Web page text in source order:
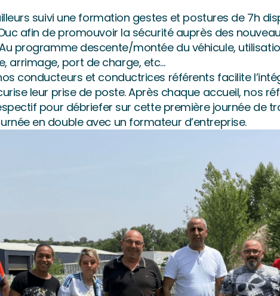
suivi une formation gestes et postures de 7h
afin de promouvoir la sécurité auprès des
programme descente/montée du véhicule,
arrimage, port de charge, etc…
conducteurs et conductrices référents facilite
leur prise de poste. Après chaque accueil, nos
pour débriefer sur cette première journée de
en double avec un formateur d’entreprise.